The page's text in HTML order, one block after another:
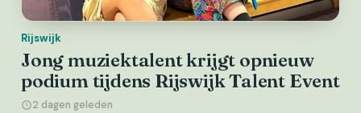
Rijswijk
Jong muziektalent krijgt opnieuw
podium tijdens Rijswijk Talent Event
2 dagen geleden